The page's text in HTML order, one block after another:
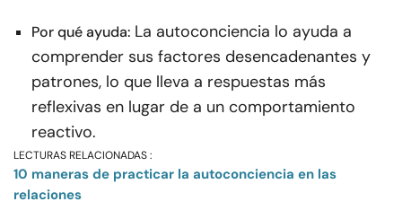
Por qué ayuda: La autoconciencia lo ayuda a
comprender sus factores desencadenantes y
patrones, lo que lleva a respuestas más
reflexivas en lugar de a un comportamiento
reactivo.
LECTURAS RELACIONADAS :
10 maneras de practicar la autoconciencia en las
relaciones